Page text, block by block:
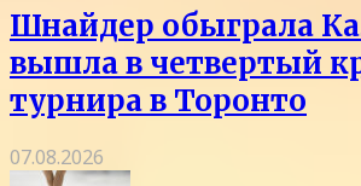
Шнайдер обыграла
вышла в четвертый
турнира в Торонто
07.08.2026